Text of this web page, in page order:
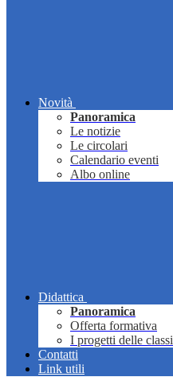
Novità
Panoramica
Le notizie
Le circolari
Calendario eventi
Albo online
Didattica
Panoramica
Offerta formativa
I progetti delle classi
Contatti
Link utili